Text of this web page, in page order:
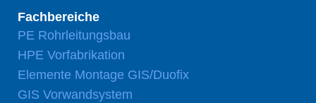
Fachbereiche
PE Rohrleitungsbau
HPE Vorfabrikation
Elemente Montage GIS/Duofix
GIS Vorwandsystem